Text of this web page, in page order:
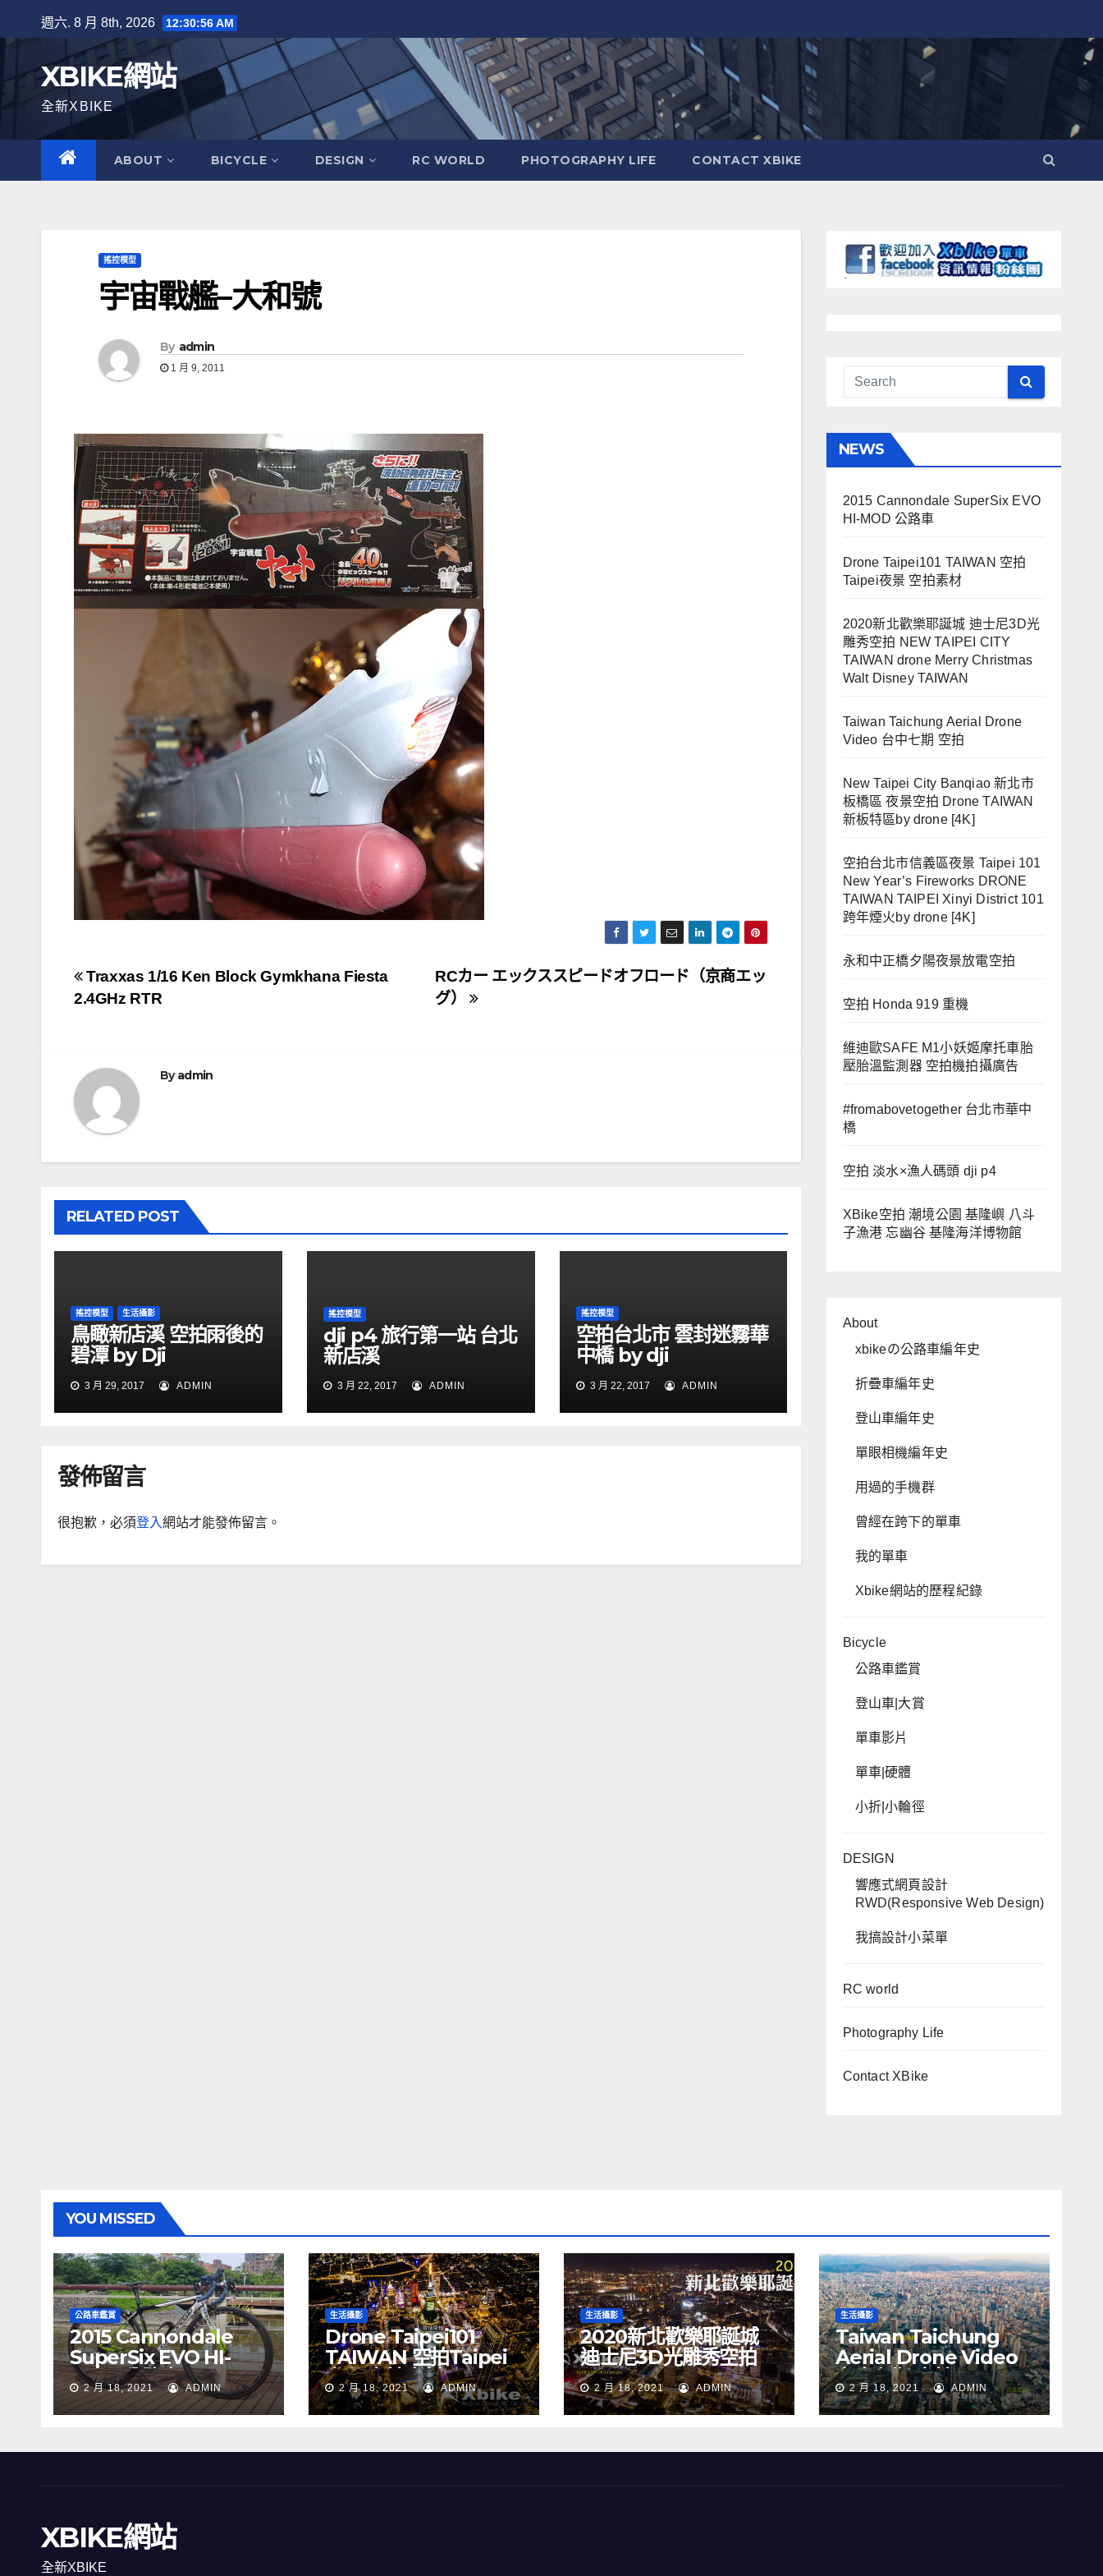
to
週六. 8 月 8th, 2026 12:30:57 AM
XBIKE網站
全新XBIKE
ABOUT BICYCLE DESIGN RC WORLD PHOTOGRAPHY LIFE CONTACT XBIKE
搖控模型
宇宙戰艦–大和號
By admin
1 月 9, 2011
文
覽
RCカー エックススピードオフロード（京商エッ
グ）
Traxxas 1/16 Ken Block Gymkhana Fiesta
2.4GHz RTR
Byadmin
RELATED POST
搖控模型 生活攝影
鳥瞰新店溪 空拍雨後的
碧潭 by Dji
phantom4
3 月 29, 2017 ADMIN
搖控模型
dji p4 旅行第一站 台北
新店溪
3 月 22, 2017 ADMIN
搖控模型
空拍台北市 雲封迷霧華
中橋 by dji
phantom4 drone
3 月 22, 2017 ADMIN
發佈留言
很抱歉，必須登入網站才能發佈留言。
NEWS
2015 Cannondale SuperSix EVO
HI-MOD 公路車
Drone Taipei101 TAIWAN 空拍
Taipei夜景 空拍素材
2020新北歡樂耶誕城 迪士尼3D光
雕秀空拍 NEW TAIPEI CITY
TAIWAN drone Merry Christmas
Walt Disney TAIWAN
Taiwan Taichung Aerial Drone
Video 台中七期 空拍
New Taipei City Banqiao 新北市
板橋區 夜景空拍 Drone TAIWAN
新板特區by drone [4K]
空拍台北市信義區夜景 Taipei 101
New Year’s Fireworks DRONE
TAIWAN TAIPEI Xinyi District 101
跨年煙火by drone [4K]
永和中正橋夕陽夜景放電空拍
空拍 Honda 919 重機
維迪歐SAFE M1小妖姬摩托車胎
壓胎溫監測器 空拍機拍攝廣告
#fromabovetogether 台北市華中
橋
空拍 淡水×漁人碼頭 dji p4
XBike空拍 潮境公園 基隆嶼 八斗
子漁港 忘幽谷 基隆海洋博物館
About
xbikeの公路車編年史
折疊車編年史
登山車編年史
單眼相機編年史
用過的手機群
曾經在跨下的單車
我的單車
Xbike網站的歷程紀錄
Bicycle
公路車鑑賞
登山車|大賞
單車影片
單車|硬體
小折|小輪徑
DESIGN
響應式網頁設計
RWD(Responsive Web Design)
我搞設計小菜單
RC world
Photography Life
Contact XBike
YOU MISSED
公路車鑑賞
2015 Cannondale
SuperSix EVO HI-
MOD 公路車
2 月 18, 2021 ADMIN
生活攝影
Drone Taipei101
TAIWAN 空拍Taipei
夜景 空拍素材
2 月 18, 2021 ADMIN
生活攝影
2020新北歡樂耶誕城
迪士尼3D光雕秀空拍
NEW TAIPEI CITY
TAIWAN drone
Merry Christmas
TAIWAN
2 月 18, 2021 ADMIN
生活攝影
Taiwan Taichung
Aerial Drone Video
台中七期 空拍
2 月 18, 2021 ADMIN
XBIKE網站
全新XBIKE